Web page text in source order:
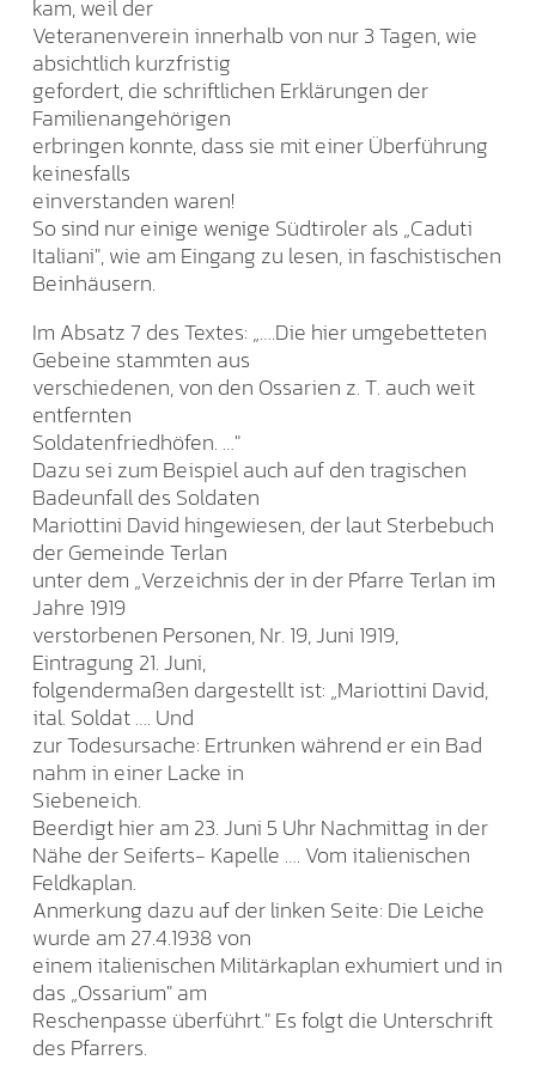
kam, weil der
Veteranenverein innerhalb von nur 3 Tagen, wie
absichtlich kurzfristig
gefordert, die schriftlichen Erklärungen der
Familienangehörigen
erbringen konnte, dass sie mit einer Überführung
keinesfalls
einverstanden waren!
So sind nur einige wenige Südtiroler als „Caduti
Italiani", wie am Eingang zu lesen, in faschistischen
Beinhäusern.
Im Absatz 7 des Textes: „….Die hier umgebetteten
Gebeine stammten aus
verschiedenen, von den Ossarien z. T. auch weit
entfernten
Soldatenfriedhöfen. …"
Dazu sei zum Beispiel auch auf den tragischen
Badeunfall des Soldaten
Mariottini David hingewiesen, der laut Sterbebuch
der Gemeinde Terlan
unter dem „Verzeichnis der in der Pfarre Terlan im
Jahre 1919
verstorbenen Personen, Nr. 19, Juni 1919,
Eintragung 21. Juni,
folgendermaßen dargestellt ist: „Mariottini David,
ital. Soldat …. Und
zur Todesursache: Ertrunken während er ein Bad
nahm in einer Lacke in
Siebeneich.
Beerdigt hier am 23. Juni 5 Uhr Nachmittag in der
Nähe der Seiferts- Kapelle …. Vom italienischen
Feldkaplan.
Anmerkung dazu auf der linken Seite: Die Leiche
wurde am 27.4.1938 von
einem italienischen Militärkaplan exhumiert und in
das „Ossarium" am
Reschenpasse überführt." Es folgt die Unterschrift
des Pfarrers.